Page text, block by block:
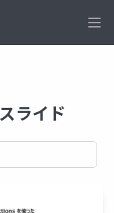
ライド